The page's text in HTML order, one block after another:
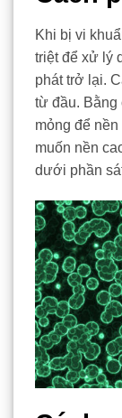
Khi bị vi
triệt để xử lý
phát trở lại.
từ đầu. Bằng
mỏng để
muốn nền
dưới phần